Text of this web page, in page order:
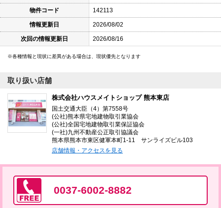
物件コード 142113
情報更新日 2026/08/02
次回の情報更新日 2026/08/16
各種情報と現状に差異がある場合は、現状優先となります
取り扱い店舗
株式会社ハウスメイトショップ 熊本東店
国土交通大臣（4）第7558号
(公社)熊本県宅地建物取引業協会
(公社)全国宅地建物取引業保証協会
(一社)九州不動産公正取引協議会
熊本県熊本市東区健軍本町1-11 サンライズビル103
店舗情報・アクセスを見る
0037-6002-8882